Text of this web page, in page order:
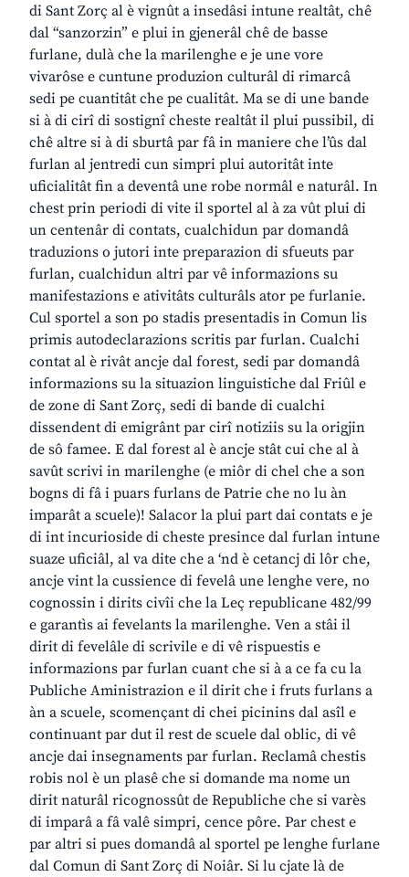
di Sant Zorç al è vignût a insedâsi intune realtât, chê
dal “sanzorzin” e plui in gjenerâl chê de basse
furlane, dulà che la marilenghe e je une vore
vivarôse e cuntune produzion culturâl di rimarcâ
sedi pe cuantitât che pe cualitât. Ma se di une bande
si à di cirî di sostignî cheste realtât il plui pussibil, di
chê altre si à di sburtâ par fâ in maniere che l’ûs dal
furlan al jentredi cun simpri plui autoritât inte
uficialitât fin a deventâ une robe normâl e naturâl. In
chest prin periodi di vite il sportel al à za vût plui di
un centenâr di contats, cualchidun par domandâ
traduzions o jutori inte preparazion di sfueuts par
furlan, cualchidun altri par vê informazions su
manifestazions e ativitâts culturâls ator pe furlanie.
Cul sportel a son po stadis presentadis in Comun lis
primis autodeclarazions scritis par furlan. Cualchi
contat al è rivât ancje dal forest, sedi par domandâ
informazions su la situazion linguistiche dal Friûl e
de zone di Sant Zorç, sedi di bande di cualchi
dissendent di emigrânt par cirî notiziis su la origjin
de sô famee. E dal forest al è ancje stât cui che al à
savût scrivi in marilenghe (e miôr di chel che a son
bogns di fâ i puars furlans de Patrie che no lu àn
imparât a scuele)! Salacor la plui part dai contats e je
di int incurioside di cheste presince dal furlan intune
suaze uficiâl, al va dite che a ‘nd è cetancj di lôr che,
ancje vint la cussience di fevelâ une lenghe vere, no
cognossin i dirits civîi che la Leç republicane 482/99
e garantìs ai fevelants la marilenghe. Ven a stâi il
dirit di fevelâle di scrivile e di vê rispuestis e
informazions par furlan cuant che si à a ce fa cu la
Publiche Aministrazion e il dirit che i fruts furlans a
àn a scuele, scomençant di chei picinins dal asîl e
continuant par dut il rest de scuele dal oblic, di vê
ancje dai insegnaments par furlan. Reclamâ chestis
robis nol è un plasê che si domande ma nome un
dirit naturâl ricognossût de Republiche che si varès
di imparâ a fâ valê simpri, cence pôre. Par chest e
par altri si pues domandâ al sportel pe lenghe furlane
dal Comun di Sant Zorç di Noiâr. Si lu cjate là de